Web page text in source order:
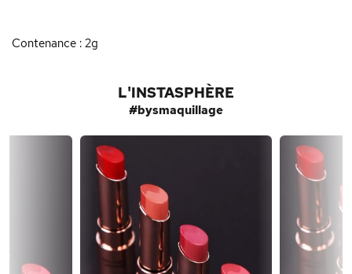
Contenance : 2g
L'INSTASPHÈRE
#bysmaquillage